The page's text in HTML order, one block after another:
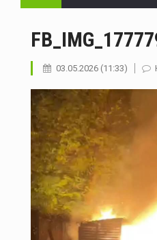
03.05.2026 (11:33)